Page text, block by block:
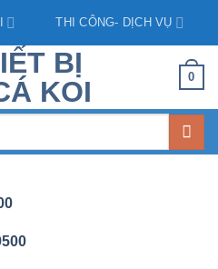
THI CÔNG- DỊCH VỤ
0